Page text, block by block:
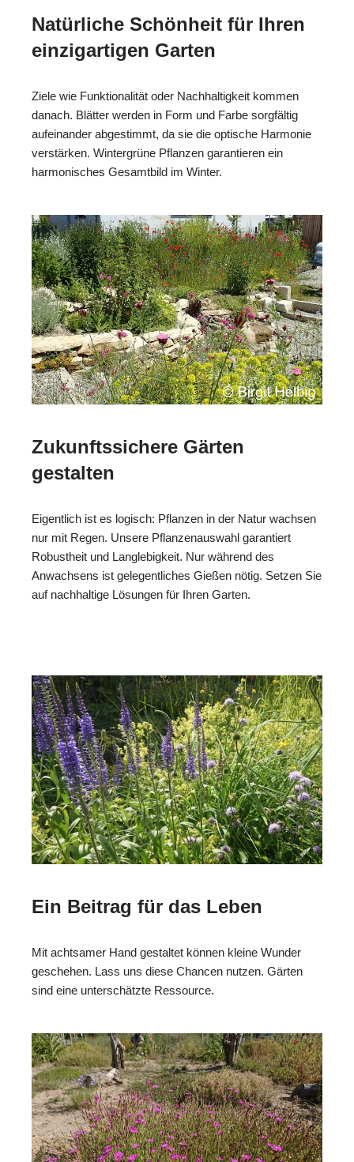
Natürliche Schönheit für Ihren
einzigartigen Garten
Ziele wie Funktionalität oder Nachhaltigkeit kommen
danach. Blätter werden in Form und Farbe sorgfältig
aufeinander abgestimmt, da sie die optische Harmonie
verstärken. Wintergrüne Pflanzen garantieren ein
harmonisches Gesamtbild im Winter.
Zukunftssichere Gärten
gestalten
Eigentlich ist es logisch: Pflanzen in der Natur wachsen
nur mit Regen. Unsere Pflanzenauswahl garantiert
Robustheit und Langlebigkeit. Nur während des
Anwachsens ist gelegentliches Gießen nötig. Setzen Sie
auf nachhaltige Lösungen für Ihren Garten.
Ein Beitrag für das Leben
Mit achtsamer Hand gestaltet können kleine Wunder
geschehen. Lass uns diese Chancen nutzen. Gärten
sind eine unterschätzte Ressource.